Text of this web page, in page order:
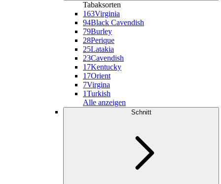
Tabaksorten
163Virginia
94Black Cavendish
79Burley
28Perique
25Latakia
23Cavendish
17Kentucky
17Orient
7Virgina
1Turkish
Alle anzeigen
Schnitt